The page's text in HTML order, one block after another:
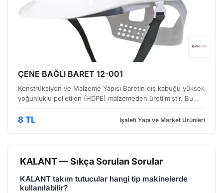
ÇENE BAĞLI BARET 12-001
Konstrüksiyon ve Malzeme Yapısı Baretin dış kabuğu yüksek
yoğunluklu polietilen (HDPE) malzemeden üretilmiştir. Bu
bilinir. Kabuğun kalınlığı, standartlara uygun ol…
8 TL İşaleti Yapı ve Market Ürünleri
KALANT — Sıkça Sorulan Sorular
KALANT takım tutucular hangi tip makinelerde
kullanılabilir?